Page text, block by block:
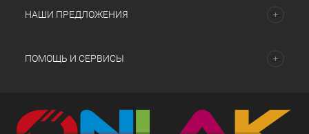
НАШИ ПРЕДЛОЖЕНИЯ
ПОМОЩЬ И СЕРВИСЫ